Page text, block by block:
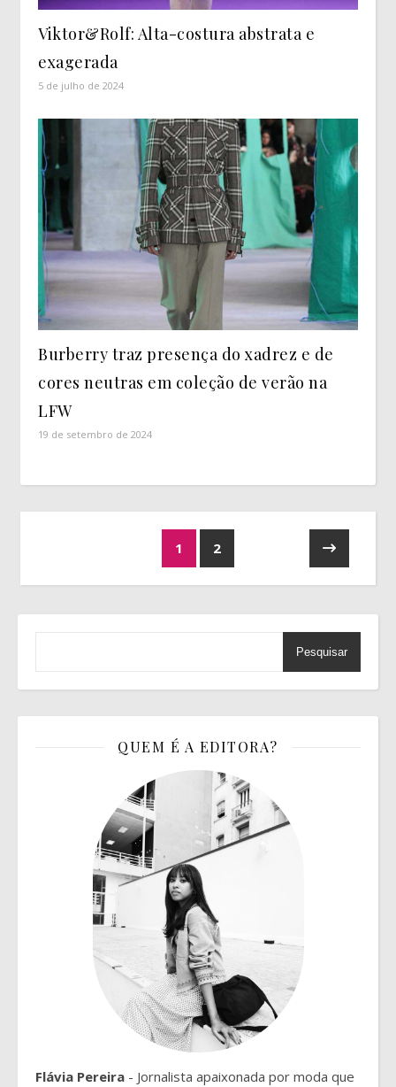
Viktor&Rolf: Alta-costura abstrata e
exagerada
5 de julho de 2024
Burberry traz presença do xadrez e de
cores neutras em coleção de verão na
LFW
19 de setembro de 2024
1 2
Pesquisar
QUEM É A EDITORA?
Flávia Pereira - Jornalista apaixonada por moda que